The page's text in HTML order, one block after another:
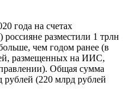
года на счетах
разместили 1 трлн
чем годом ранее (в
размещенных на ИИС,
Общая сумма
(220 млрд рублей